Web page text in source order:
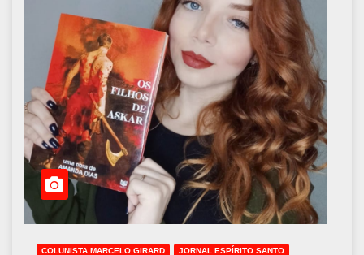
COLUNISTA MARCELO GIRARD JORNAL ESPÍRITO SANTO